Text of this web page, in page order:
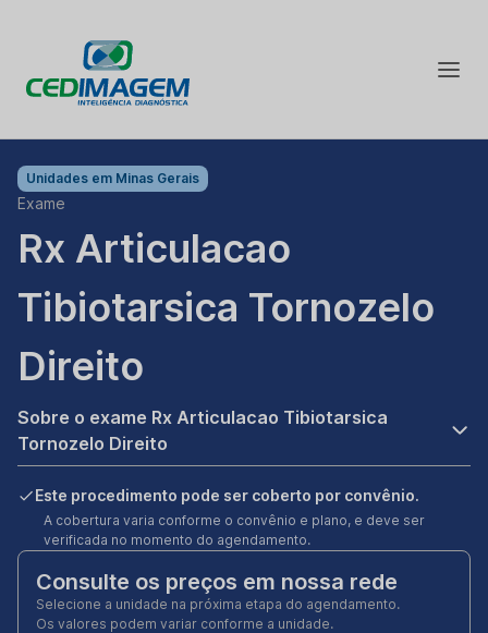
Unidades em Minas Gerais
Exame
Rx Articulacao
Tibiotarsica Tornozelo
Direito
Sobre o exame Rx Articulacao Tibiotarsica
Tornozelo Direito
Este procedimento pode ser coberto por convênio.
A cobertura varia conforme o convênio e plano, e deve ser
verificada no momento do agendamento.
Consulte os preços em nossa rede
Selecione a unidade na próxima etapa do agendamento.
Os valores podem variar conforme a unidade.